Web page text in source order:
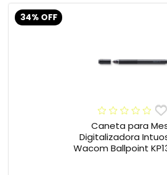
34% OFF
Caneta para
Digitalizadora
Wacom Ballpoint